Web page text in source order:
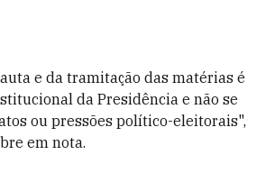
e da tramitação das matérias é
da Presidência e não se
ou pressões político-eleitorais",
em nota.